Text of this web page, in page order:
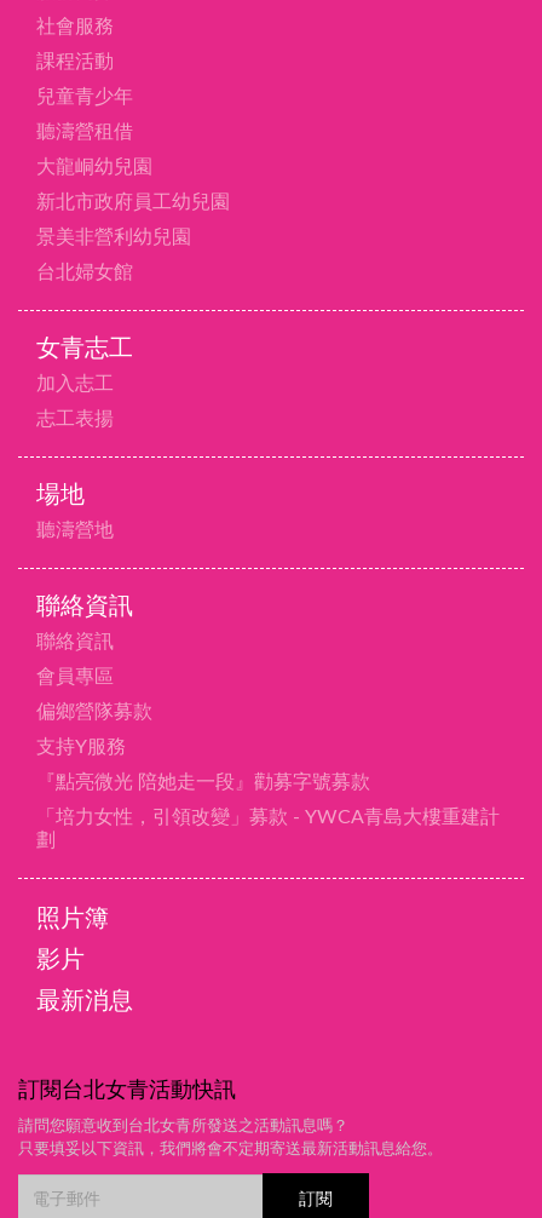
社會服務
課程活動
兒童青少年
聽濤營租借
大龍峒幼兒園
新北市政府員工幼兒園
景美非營利幼兒園
台北婦女館
女青志工
加入志工
志工表揚
場地
聽濤營地
聯絡資訊
聯絡資訊
會員專區
偏鄉營隊募款
支持Y服務
『點亮微光 陪她走一段』勸募字號募款
「培力女性，引領改變」募款 - YWCA青島大樓重建計
劃
照片簿
影片
最新消息
訂閱台北女青活動快訊
請問您願意收到台北女青所發送之活動訊息嗎？
只要填妥以下資訊，我們將會不定期寄送最新活動訊息給您。